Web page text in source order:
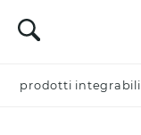
prodotti integrabili
Nominativo *